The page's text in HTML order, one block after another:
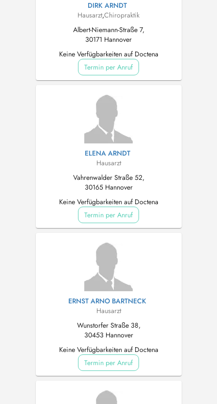
DIRK ARNDT
Hausarzt,Chiropraktik
Albert-Niemann-Straße 7,
30171 Hannover
Keine Verfügbarkeiten auf Doctena
Termin per Anruf
ELENA ARNDT
Hausarzt
Vahrenwalder Straße 52,
30165 Hannover
Keine Verfügbarkeiten auf Doctena
Termin per Anruf
ERNST ARNO BARTNECK
Hausarzt
Wunstorfer Straße 38,
30453 Hannover
Keine Verfügbarkeiten auf Doctena
Termin per Anruf